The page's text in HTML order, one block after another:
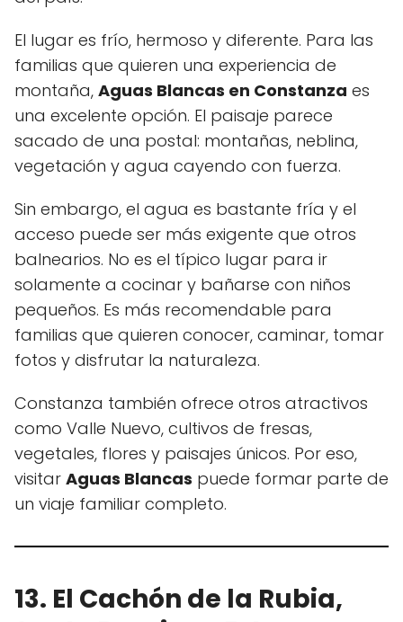
El lugar es frío, hermoso y diferente. Para las
familias que quieren una experiencia de
montaña, Aguas Blancas en Constanza es
una excelente opción. El paisaje parece
sacado de una postal: montañas, neblina,
vegetación y agua cayendo con fuerza.
Sin embargo, el agua es bastante fría y el
acceso puede ser más exigente que otros
balnearios. No es el típico lugar para ir
solamente a cocinar y bañarse con niños
pequeños. Es más recomendable para
familias que quieren conocer, caminar, tomar
fotos y disfrutar la naturaleza.
Constanza también ofrece otros atractivos
como Valle Nuevo, cultivos de fresas,
vegetales, flores y paisajes únicos. Por eso,
visitar Aguas Blancas puede formar parte de
un viaje familiar completo.
13. El Cachón de la Rubia,